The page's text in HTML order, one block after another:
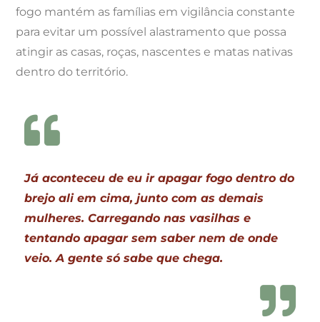
fogo mantém as famílias em vigilância constante
para evitar um possível alastramento que possa
atingir as casas, roças, nascentes e matas nativas
dentro do território.
Já aconteceu de eu ir apagar fogo dentro do
brejo ali em cima, junto com as demais
mulheres. Carregando nas vasilhas e
tentando apagar sem saber nem de onde
veio. A gente só sabe que chega.